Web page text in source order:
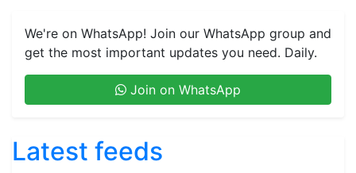
We're on WhatsApp! Join our WhatsApp group and
get the most important updates you need. Daily.
Join on WhatsApp
Latest feeds